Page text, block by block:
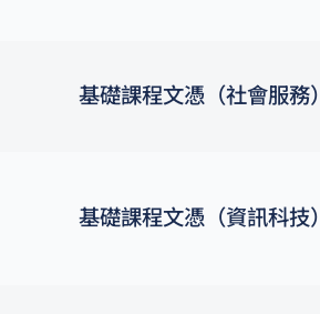
基礎課程文憑（社會服務）
基礎課程文憑（資訊科技）